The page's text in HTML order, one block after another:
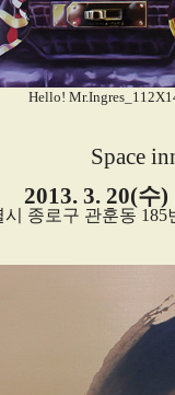
Hello!
Space
2013. 3. 20(수
종로구 관훈동 185